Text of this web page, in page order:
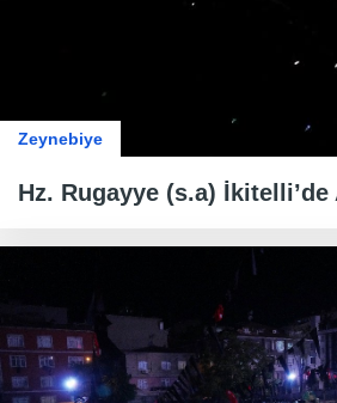
Zeynebiye
Hz. Rugayye (s.a) İkitelli’de